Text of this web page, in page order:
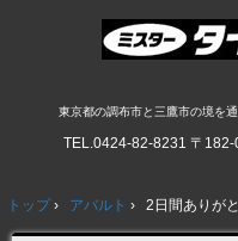
東京都の調布市と三鷹市の境を
TEL.0424-82-8231 〒182-
トップ › アバルト › 2日間ありが